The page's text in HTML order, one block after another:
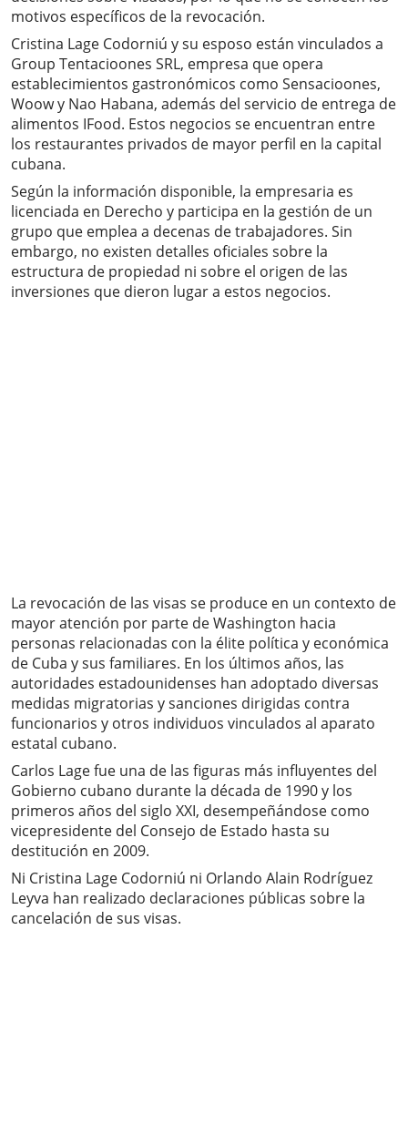
motivos específicos de la revocación.
Cristina Lage Codorniú y su esposo están vinculados a
Group Tentacioones SRL, empresa que opera
establecimientos gastronómicos como Sensacioones,
Woow y Nao Habana, además del servicio de entrega de
alimentos IFood. Estos negocios se encuentran entre
los restaurantes privados de mayor perfil en la capital
cubana.
Según la información disponible, la empresaria es
licenciada en Derecho y participa en la gestión de un
grupo que emplea a decenas de trabajadores. Sin
embargo, no existen detalles oficiales sobre la
estructura de propiedad ni sobre el origen de las
inversiones que dieron lugar a estos negocios.
La revocación de las visas se produce en un contexto de
mayor atención por parte de Washington hacia
personas relacionadas con la élite política y económica
de Cuba y sus familiares. En los últimos años, las
autoridades estadounidenses han adoptado diversas
medidas migratorias y sanciones dirigidas contra
funcionarios y otros individuos vinculados al aparato
estatal cubano.
Carlos Lage fue una de las figuras más influyentes del
Gobierno cubano durante la década de 1990 y los
primeros años del siglo XXI, desempeñándose como
vicepresidente del Consejo de Estado hasta su
destitución en 2009.
Ni Cristina Lage Codorniú ni Orlando Alain Rodríguez
Leyva han realizado declaraciones públicas sobre la
cancelación de sus visas.